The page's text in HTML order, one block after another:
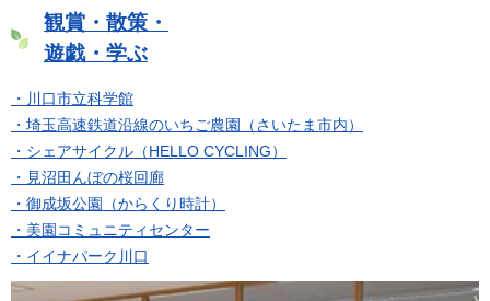
観賞・散策・
遊戯・学ぶ
・川口市立科学館
・埼玉高速鉄道沿線のいちご農園（さいたま市内）
・シェアサイクル（HELLO CYCLING）
・見沼田んぼの桜回廊
・御成坂公園（からくり時計）
・美園コミュニティセンター
・イイナパーク川口